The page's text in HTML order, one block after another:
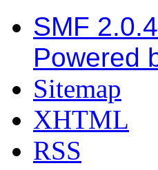
SMF 2.0.4
Powered
Sitemap
XHTML
RSS